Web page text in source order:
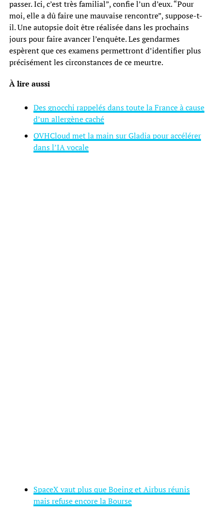
passer. Ici, c’est très familial”, confie l’un d’eux. “Pour
moi, elle a dû faire une mauvaise rencontre”, suppose-t-
il. Une autopsie doit être réalisée dans les prochains
jours pour faire avancer l’enquête. Les gendarmes
espèrent que ces examens permettront d’identifier plus
précisément les circonstances de ce meurtre.
À lire aussi
Des gnocchi rappelés dans toute la France à cause
d’un allergène caché
OVHCloud met la main sur Gladia pour accélérer
dans l’IA vocale
SpaceX vaut plus que Boeing et Airbus réunis
mais refuse encore la Bourse